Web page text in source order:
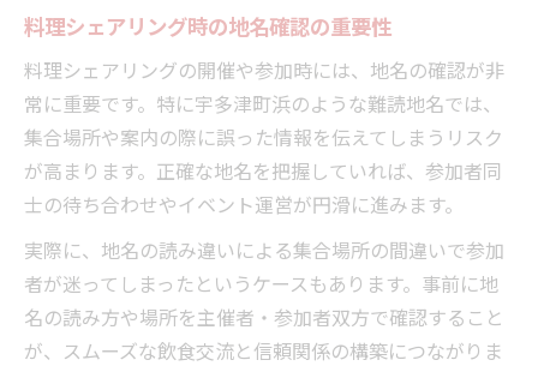
料理シェアリング時の地名確認の重要性
料理シェアリングの開催や参加時には、地名の確認が非
常に重要です。特に宇多津町浜のような難読地名では、
集合場所や案内の際に誤った情報を伝えてしまうリスク
が高まります。正確な地名を把握していれば、参加者同
士の待ち合わせやイベント運営が円滑に進みます。
実際に、地名の読み違いによる集合場所の間違いで参加
者が迷ってしまったというケースもあります。事前に地
名の読み方や場所を主催者・参加者双方で確認すること
が、スムーズな飲食交流と信頼関係の構築につながりま